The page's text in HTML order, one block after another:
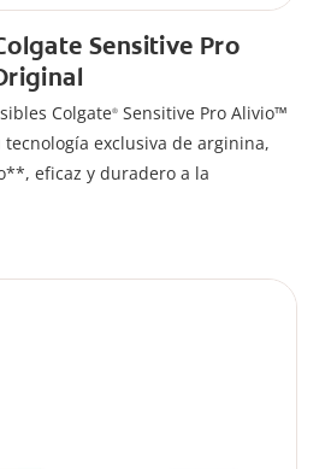
Sensitive Pro
Colgate® Sensitive Pro Alivio™
exclusiva de arginina,
eficaz y duradero a la